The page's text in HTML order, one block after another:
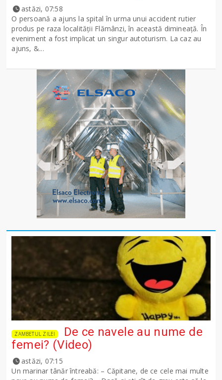
astăzi, 07:58
O persoană a ajuns la spital în urma unui accident rutier
produs pe raza localității Flămânzi, în această dimineață. În
eveniment a fost implicat un singur autoturism. La caz au
ajuns, &...
ZAMBETUL ZILEI
De ce navele au nume de
femei? (Video)
astăzi, 07:15
Un marinar tânăr întreabă: – Căpitane, de ce cele mai multe